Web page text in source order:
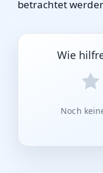
betrachtet
Wie
Noch